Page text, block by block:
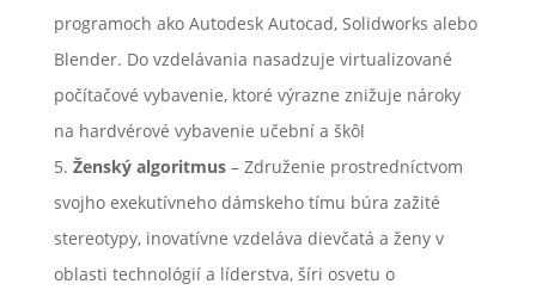
programoch ako Autodesk Autocad, Solidworks alebo
Blender. Do vzdelávania nasadzuje virtualizované
počítačové vybavenie, ktoré výrazne znižuje nároky
na hardvérové vybavenie učební a škôl
Ženský algoritmus– Združenie prostredníctvom
svojho exekutívneho dámskeho tímu búra zažité
stereotypy, inovatívne vzdeláva dievčatá a ženy v
oblasti technológií a líderstva, šíri osvetu o